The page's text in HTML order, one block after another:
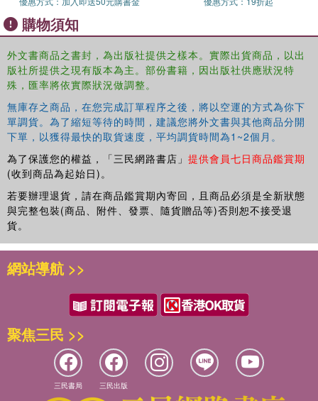
Brazilian racial dynamics.
購物須知
外文書商品之書封，為出版社提供之樣本。實際出貨商品，以出
版社所提供之現有版本為主。部份書籍，因出版社供應狀況特
殊，匯率將依實際狀況做調整。
無庫存之商品，在您完成訂單程序之後，將以空運的方式為你下
單調貨。為了縮短等待的時間，建議您將外文書與其他商品分開
下單，以獲得最快的取貨速度，平均調貨時間為1~2個月。
為了保護您的權益，「三民網路書店」 提供會員七日商品鑑賞期
(收到商品為起始日)。
若要辦理退貨，請在商品鑑賞期內寄回，且商品必須是全新狀態
與完整包裝(商品、附件、發票、隨貨贈品等)否則恕不接受退
貨。
網站導航 >>
聚焦三民 >>
三民書局 三民出版